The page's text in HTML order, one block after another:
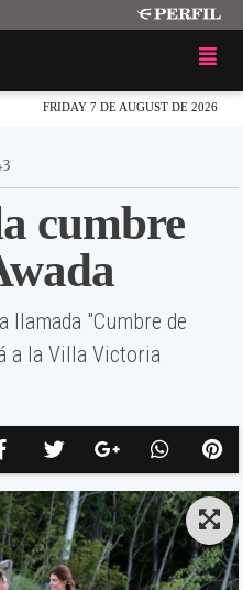
FRIDAY 7 DE AUGUST DE 2026
cumbre
llamada "Cumbre de
a la Villa Victoria